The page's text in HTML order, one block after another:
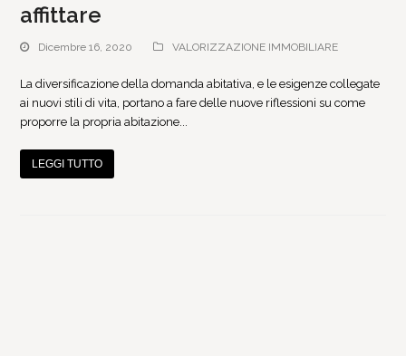
affittare
Dicembre 16, 2020 VALORIZZAZIONE IMMOBILIARE
La diversificazione della domanda abitativa, e le esigenze collegate
ai nuovi stili di vita, portano a fare delle nuove riflessioni su come
proporre la propria abitazione...
LEGGI TUTTO